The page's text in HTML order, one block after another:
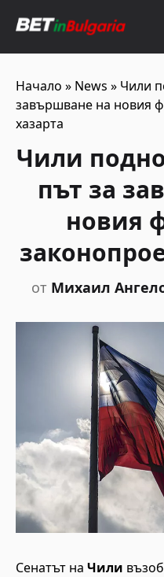
Начало » News » Чили
завършване на новия
хазарта
Чили
път за
новия
от Михаил
Сенатът на Чили